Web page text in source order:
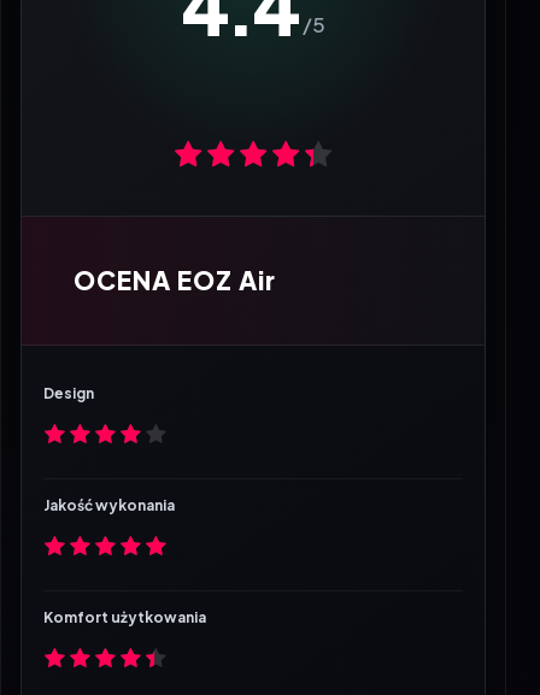
OCENA EOZ Air
Design
Jakość wykonania
Komfort użytkowania